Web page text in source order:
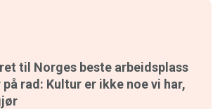
til Norges beste arbeidsplass
rad: Kultur er ikke noe vi har,